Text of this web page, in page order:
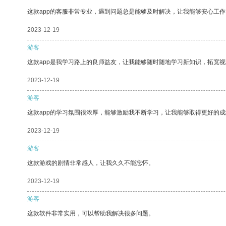
这款app的客服非常专业，遇到问题总是能够及时解决，让我能够安心工作
2023-12-19
游客
这款app是我学习路上的良师益友，让我能够随时随地学习新知识，拓宽视
2023-12-19
游客
这款app的学习氛围很浓厚，能够激励我不断学习，让我能够取得更好的成
2023-12-19
游客
这款游戏的剧情非常感人，让我久久不能忘怀。
2023-12-19
游客
这款软件非常实用，可以帮助我解决很多问题。